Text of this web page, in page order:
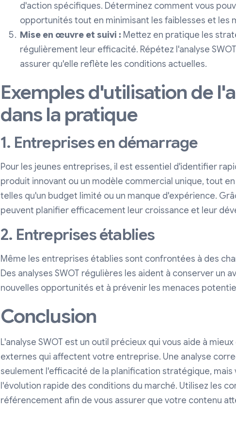
d'action spécifiques. Déterminez comment vous
opportunités tout en minimisant les faiblesses et les
Mise en œuvre et suivi : Mettez en pratique les
régulièrement leur efficacité. Répétez l'analyse
assurer qu'elle reflète les conditions actuelles.
Exemples d'utilisation de
dans la pratique
1. Entreprises en démarrage
Pour les jeunes entreprises, il est essentiel d'identifier
produit innovant ou un modèle commercial unique, tout
telles qu'un budget limité ou un manque d'expérience.
peuvent planifier efficacement leur croissance et leur
2. Entreprises établies
Même les entreprises établies sont confrontées à des
Des analyses SWOT régulières les aident à conserver un
nouvelles opportunités et à prévenir les menaces
Conclusion
L'analyse SWOT est un outil précieux qui vous aide à
externes qui affectent votre entreprise. Une analyse
seulement l'efficacité de la planification stratégique,
l'évolution rapide des conditions du marché. Utilisez les
référencement afin de vous assurer que votre contenu